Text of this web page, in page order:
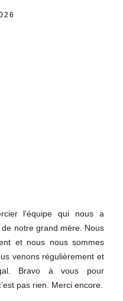
l’équipe qui nous a
notre grand mère. Nous
et nous nous sommes
venons régulièrement et
Bravo à vous pour
pas rien. Merci encore.